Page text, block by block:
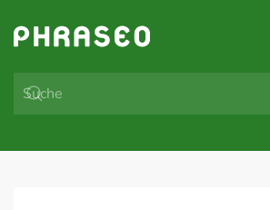
Zum Hauptinhalt springen